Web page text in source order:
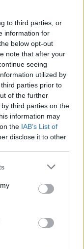
to third parties, or
information for
below opt-out
note that after your
seeing
utilized by
parties prior to
of the further
third parties on the
information may
the IAB’s List of
disclose it to other
από την 1η
το αυτί»
ο Τραμπ
ΕΕ με δασμούς
με δασμούς
κολοσσούς